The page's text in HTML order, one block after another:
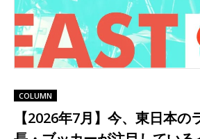
COLUMN
【2026年7月】今、東日本の